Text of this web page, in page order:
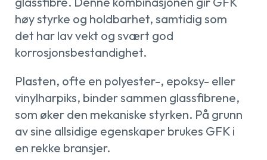
høy styrke og holdbarhet, samtidig som
det har lav vekt og svært god
korrosjonsbestandighet.
Plasten, ofte en polyester-, epoksy- eller
vinylharpiks, binder sammen glassfibrene,
som øker den mekaniske styrken. På grunn
av sine allsidige egenskaper brukes GFK i
en rekke bransjer.